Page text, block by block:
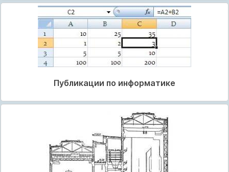
Публикации по информатике